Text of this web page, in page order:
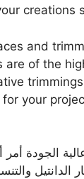
creations
and
are of the
your
الجودة
الدانتيل